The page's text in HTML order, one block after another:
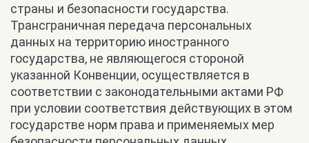
страны и безопасности государства.
Трансграничная передача персональных
данных на территорию иностранного
государства, не являющегося стороной
указанной Конвенции, осуществляется в
соответствии с законодательными актами РФ
при условии соответствия действующих в этом
государстве норм права и применяемых мер